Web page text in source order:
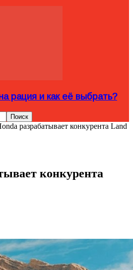
рация и как её выбрать?
разрабатывает конкурента Land
конкурента